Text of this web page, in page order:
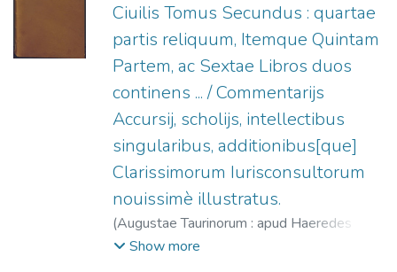
Ciuilis Tomus Secundus : quartae
partis reliquum, Itemque Quintam
Partem, ac Sextae Libros duos
continens ... / Commentarijs
Accursij, scholijs, intellectibus
singularibus, additionibus[que]
Clarissimorum Iurisconsultorum
nouissimè illustratus.
(Augustae Taurinorum : apud Haeredes
Nicolai Beuilaquae,
Show more